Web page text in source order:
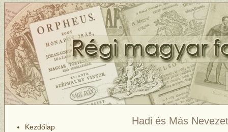
Kezdőlap
Hadi és Más